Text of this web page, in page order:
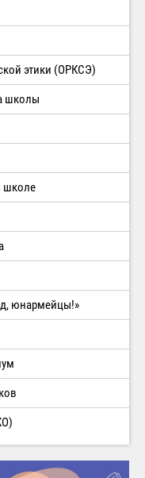
этики (ОРКСЭ)
школы
школе
юнармейцы!»